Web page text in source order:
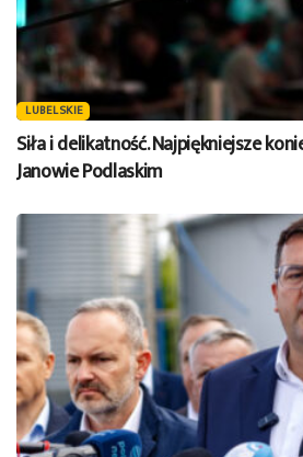
LUBELSKIE
Siła i delikatność. Najpiękniejsze
Janowie Podlaskim